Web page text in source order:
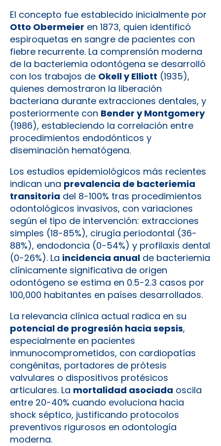
El concepto fue establecido inicialmente por
Otto Obermeier en 1873, quien identificó
espiroquetas en sangre de pacientes con
fiebre recurrente. La comprensión moderna
de la bacteriemia odontógena se desarrolló
con los trabajos de Okell y Elliott (1935),
quienes demostraron la liberación
bacteriana durante extracciones dentales, y
posteriormente con Bender y Montgomery
(1986), estableciendo la correlación entre
procedimientos endodónticos y
diseminación hematógena.
Los estudios epidemiológicos más recientes
indican una prevalencia de bacteriemia
transitoria del 8-100% tras procedimientos
odontológicos invasivos, con variaciones
según el tipo de intervención: extracciones
simples (18-85%), cirugía periodontal (36-
88%), endodoncia (0-54%) y profilaxis dental
(0-26%). La incidencia anual de bacteriemia
clínicamente significativa de origen
odontógeno se estima en 0.5-2.3 casos por
100,000 habitantes en países desarrollados.
La relevancia clínica actual radica en su
potencial de progresión hacia sepsis,
especialmente en pacientes
inmunocomprometidos, con cardiopatías
congénitas, portadores de prótesis
valvulares o dispositivos protésicos
articulares. La mortalidad asociada oscila
entre 20-40% cuando evoluciona hacia
shock séptico, justificando protocolos
preventivos rigurosos en odontología
moderna.